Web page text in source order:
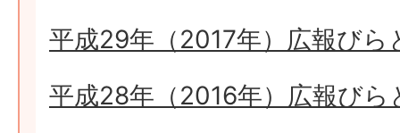
平成29年（2017年）広報びら
平成28年（2016年）広報びら